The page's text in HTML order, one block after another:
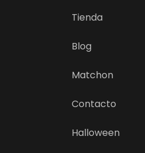
Tienda
Blog
Matchon
Contacto
Halloween